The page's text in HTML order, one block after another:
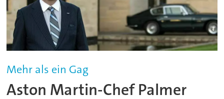
Mehr als ein Gag
Aston Martin-Chef Palmer